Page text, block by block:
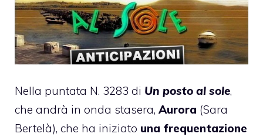
Nella puntata N. 3283 di Un posto al sole,
che andrà in onda stasera, Aurora (Sara
Bertelà), che ha iniziato una frequentazione